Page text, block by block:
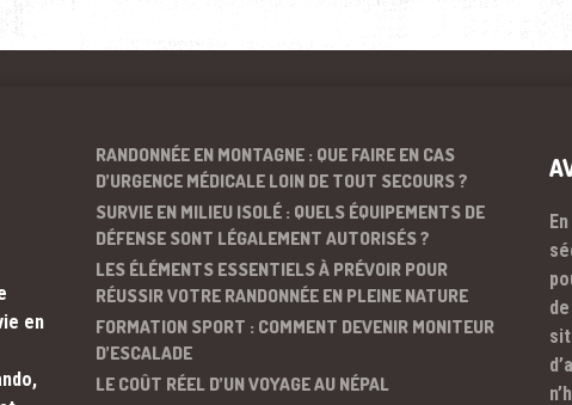
en
RANDONNÉE EN MONTAGNE : QUE FAIRE EN CAS
D’URGENCE MÉDICALE LOIN DE TOUT SECOURS ?
SURVIE EN MILIEU ISOLÉ : QUELS ÉQUIPEMENTS DE
DÉFENSE SONT LÉGALEMENT AUTORISÉS ?
LES ÉLÉMENTS ESSENTIELS À PRÉVOIR POUR
RÉUSSIR VOTRE RANDONNÉE EN PLEINE NATURE
FORMATION SPORT : COMMENT DEVENIR MONITEUR
D’ESCALADE
LE COÛT RÉEL D’UN VOYAGE AU NÉPAL